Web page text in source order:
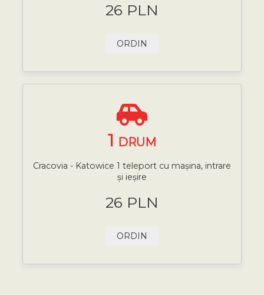
26 PLN
ORDIN
1 DRUM
Cracovia - Katowice 1 teleport cu mașina, intrare
și ieșire
26 PLN
ORDIN